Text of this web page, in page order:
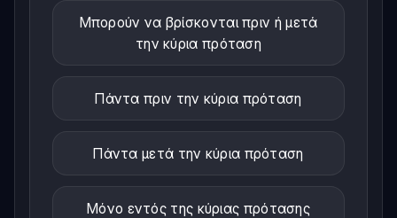
Μπορούν να βρίσκονται πριν ή μετά
την κύρια πρόταση
Πάντα πριν την κύρια πρόταση
Πάντα μετά την κύρια πρόταση
Μόνο εντός της κύριας πρότασης